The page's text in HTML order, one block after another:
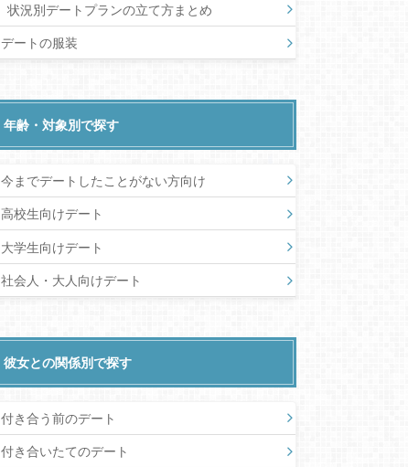
状況別デートプランの立て方まとめ
デートの服装
年齢・対象別で探す
今までデートしたことがない方向け
高校生向けデート
大学生向けデート
社会人・大人向けデート
彼女との関係別で探す
付き合う前のデート
付き合いたてのデート